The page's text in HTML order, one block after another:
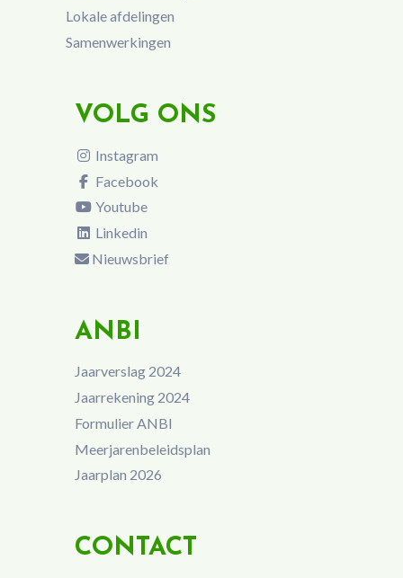
Lokale afdelingen
Samenwerkingen
VOLG ONS
Instagram
Facebook
Youtube
Linkedin
Nieuwsbrief
ANBI
Jaarverslag 2024
Jaarrekening 2024
Formulier ANBI
Meerjarenbeleidsplan
Jaarplan 2026
CONTACT